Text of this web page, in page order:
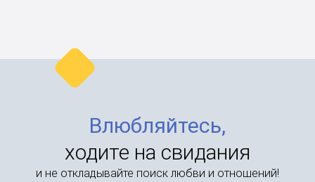
Влюбляйтесь,
ходите на свидания
и не откладывайте поиск любви и отношений!